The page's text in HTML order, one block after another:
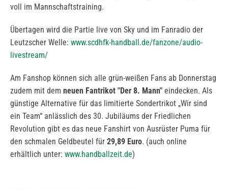
voll im Mannschaftstraining.
Übertagen wird die Partie live von Sky und im Fanradio der
Leutzscher Welle: www.scdhfk-handball.de/fanzone/audio-
livestream/
Am Fanshop können sich alle grün-weißen Fans ab Donnerstag
zudem mit dem neuen Fantrikot "Der 8. Mann" eindecken. Als
günstige Alternative für das limitierte Sondertrikot „Wir sind
ein Team“ anlässlich des 30. Jubiläums der Friedlichen
Revolution gibt es das neue Fanshirt von Ausrüster Puma für
den schmalen Geldbeutel für 29,89 Euro. (auch online
erhältlich unter: www.handballzeit.de)